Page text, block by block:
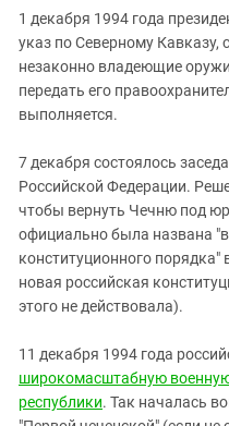
1 декабря 1994 года
указ по Северному Кавказу,
незаконно владеющие
передать его
выполняется.
7 декабря состоялось
Российской Федерации.
чтобы вернуть Чечню под
официально была названа
конституционного порядка"
новая российская
этого не действовала).
11 декабря 1994 года
широкомасштабную
республики. Так началась